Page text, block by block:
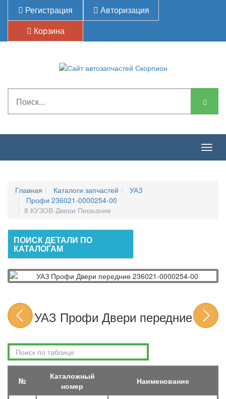
Регистрация
Авторизация
Корзина
Главная Каталоги запчастей
УАЗ
Профи 236021-0000254-00
8 КУЗОВ-Двери Передние
ПОИСК ДЕТАЛИ ПО
КАТАЛОГАМ
УАЗ Профи Двери передние
№
Каталожный
номер
Наименование